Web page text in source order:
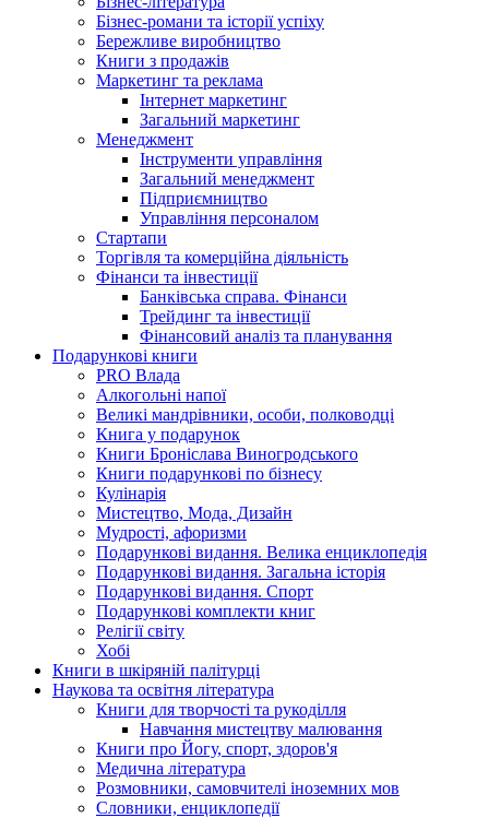
Бізнес-романи та історії успіху
Бережливе виробництво
Книги з продажів
Маркетинг та реклама
Інтернет маркетинг
Загальний маркетинг
Менеджмент
Інструменти управління
Загальний менеджмент
Підприємництво
Управління персоналом
Стартапи
Торгівля та комерційна діяльність
Фінанси та інвестиції
Банківська справа. Фінанси
Трейдинг та інвестиції
Фінансовий аналіз та планування
Подарункові книги
PRO Влада
Алкогольні напої
Великі мандрівники, особи, полководці
Книга у подарунок
Книги Броніслава Виногродського
Книги подарункові по бізнесу
Кулінарія
Мистецтво, Мода, Дизайн
Мудрості, афоризми
Подарункові видання. Велика енциклопедія
Подарункові видання. Загальна історія
Подарункові видання. Спорт
Подарункові комплекти книг
Релігії світу
Хобі
Книги в шкіряній палітурці
Наукова та освітня література
Книги для творчості та рукоділля
Навчання мистецтву малювання
Книги про Йогу, спорт, здоров'я
Медична література
Розмовники, самовчителі іноземних мов
Словники, енциклопедії